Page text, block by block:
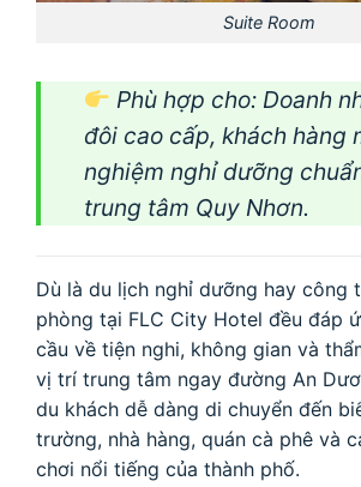
Suite Room
Phù hợp cho: Doanh
đôi cao cấp, khách hàng
nghiệm nghỉ dưỡng
trung tâm Quy Nhơn.
Dù là du lịch nghỉ dưỡng hay công
phòng tại FLC City Hotel đều đáp
cầu về tiện nghi, không gian và
vị trí trung tâm ngay đường An
du khách dễ dàng di chuyển đến
trường, nhà hàng, quán cà phê và
chơi nổi tiếng của thành phố.